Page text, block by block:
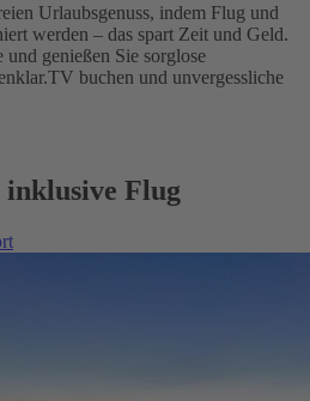
Urlaubsgenuss, indem Flug und
werden – das spart Zeit und Geld.
genießen Sie sorglose
buchen und unvergessliche
inklusive Flug